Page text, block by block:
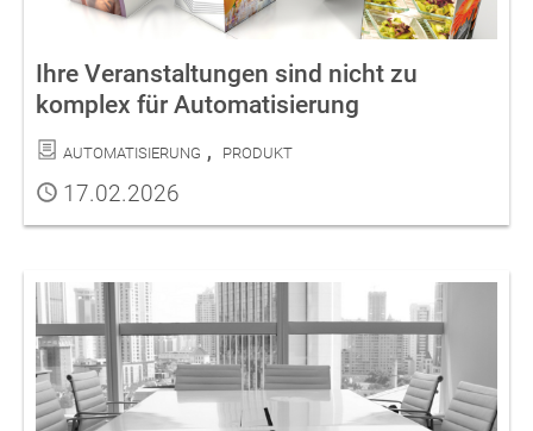
Ihre Veranstaltungen sind nicht zu
komplex für Automatisierung
Kategorien
Automatisierung
Produkt
Publiziert
17.02.2026